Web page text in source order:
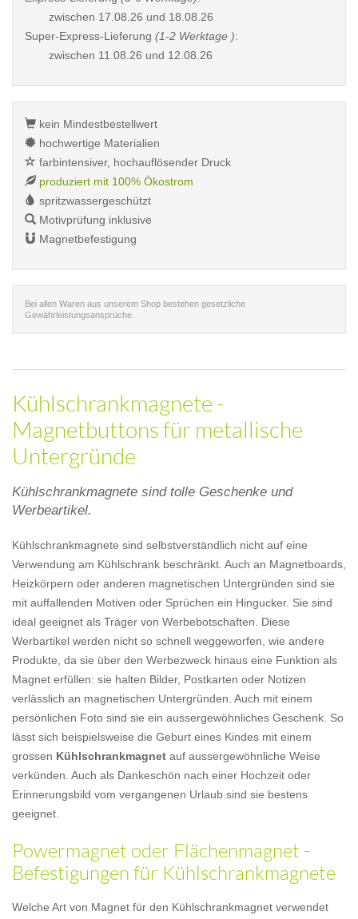
zwischen 17.08.26 und 18.08.26
Super-Express-Lieferung (1-2 Werktage ):
zwischen 11.08.26 und 12.08.26
kein Mindestbestellwert
hochwertige Materialien
farbintensiver, hochauflösender Druck
produziert mit 100% Ökostrom
spritzwassergeschützt
Motivprüfung inklusive
Magnetbefestigung
Bei allen Waren aus unserem Shop bestehen gesetzliche
Gewährleistungsansprüche.
Kühlschrankmagnete -
Magnetbuttons für metallische
Untergründe
Kühlschrankmagnete sind tolle Geschenke und
Werbeartikel.
Kühlschrankmagnete sind selbstverständlich nicht auf eine
Verwendung am Kühlschrank beschränkt. Auch an Magnetboards,
Heizkörpern oder anderen magnetischen Untergründen sind sie
mit auffallenden Motiven oder Sprüchen ein Hingucker. Sie sind
ideal geeignet als Träger von Werbebotschaften. Diese
Werbartikel werden nicht so schnell weggeworfen, wie andere
Produkte, da sie über den Werbezweck hinaus eine Funktion als
Magnet erfüllen: sie halten Bilder, Postkarten oder Notizen
verlässlich an magnetischen Untergründen. Auch mit einem
persönlichen Foto sind sie ein aussergewöhnliches Geschenk. So
lässt sich beispielsweise die Geburt eines Kindes mit einem
grossen Kühlschrankmagnet auf aussergewöhnliche Weise
verkünden. Auch als Dankeschön nach einer Hochzeit oder
Erinnerungsbild vom vergangenen Urlaub sind sie bestens
geeignet.
Powermagnet oder Flächenmagnet -
Befestigungen für Kühlschrankmagnete
Welche Art von Magnet für den Kühlschrankmagnet verwendet